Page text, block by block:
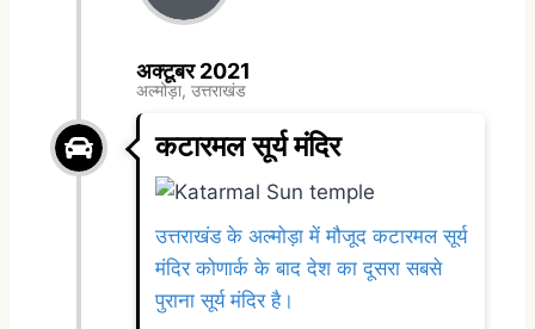
अक्टूबर 2021
अल्मोड़ा, उत्तराखंड
कटारमल सूर्य मंदिर
उत्तराखंड के अल्मोड़ा में मौजूद कटारमल सूर्य
मंदिर कोणार्क के बाद देश का दूसरा सबसे
पुराना सूर्य मंदिर है।